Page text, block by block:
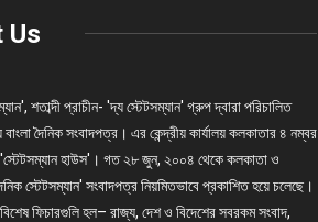
Us
শতাব্দী প্রাচীন- 'দ্য স্টেটসম্যান' গ্রুপ দ্বারা পরিচালিত
দৈনিক সংবাদপত্র। এর কেন্দ্রীয় কার্যালয় কলকাতার ৪ নম্বর
'স্টেটসম্যান হাউস'। গত ২৮ জুন, ২০০৪ থেকে কলকাতা ও
স্টেটসম্যান' সংবাদপত্র নিয়মিতভাবে প্রকাশিত হয়ে চলেছে।
ফিচারগুলি হল– রাজ্য, দেশ ও বিদেশের সবরকম সংবাদ,